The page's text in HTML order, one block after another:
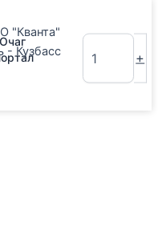
"Кванта"
- Кузбасс
+